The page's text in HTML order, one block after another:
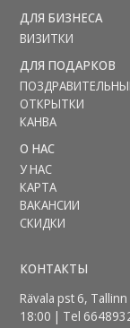
ДЛЯ БИЗНЕСА
ВИЗИТКИ
ДЛЯ ПОДАРКОВ
ОТКРЫТКИ
КАНВА
О НАС
У НАС
КАРТА
ВАКАНСИИ
СКИДКИ
КОНТАКТЫ
Rävala pst 6,
18:00 | Tel